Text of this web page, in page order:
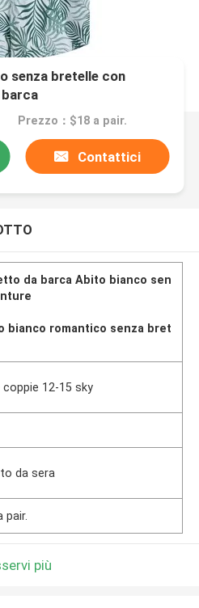
senza bretelle con
Prezzo：$18 a pair.
Contattici
da barca Abito bianco sen
bianco romantico senza bret
coppie 12-15 sky
da sera
pair.
più